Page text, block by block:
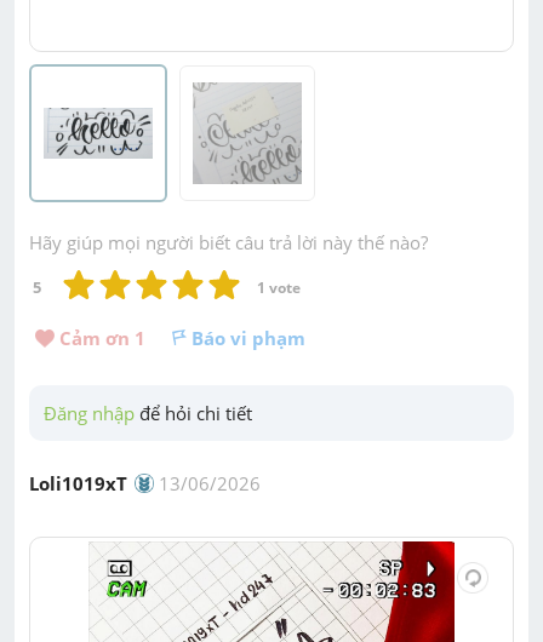
Hãy giúp mọi người biết câu trả lời này thế nào?
5 1 vote
Cảm ơn 1 Báo vi phạm
Đăng nhập để hỏi chi tiết
Loli1019xT 13/06/2026